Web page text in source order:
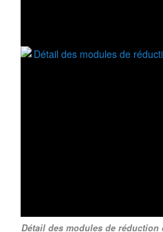
Détail des modules de